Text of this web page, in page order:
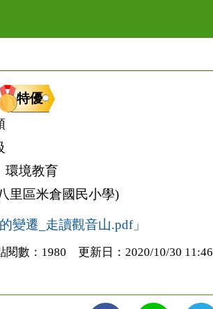
特優
環境教育
里區米倉國民小學)
變遷_走讀觀音山.pdf」
閱數：1980 更新日：2020/10/30 11:46